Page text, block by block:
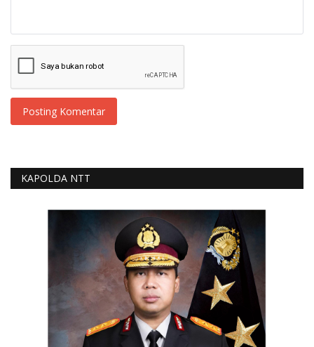
Posting Komentar
KAPOLDA NTT